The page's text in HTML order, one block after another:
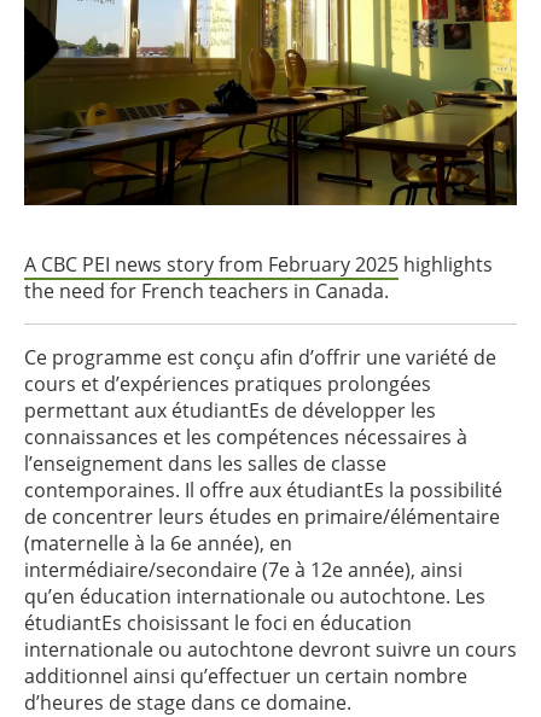
A CBC PEI news story from February 2025 highlights
the need for French teachers in Canada.
Ce programme est conçu afin d’offrir une variété de
cours et d’expériences pratiques prolongées
permettant aux étudiantEs de développer les
connaissances et les compétences nécessaires à
l’enseignement dans les salles de classe
contemporaines. Il offre aux étudiantEs la possibilité
de concentrer leurs études en primaire/élémentaire
(maternelle à la 6e année), en
intermédiaire/secondaire (7e à 12e année), ainsi
qu’en éducation internationale ou autochtone. Les
étudiantEs choisissant le foci en éducation
internationale ou autochtone devront suivre un cours
additionnel ainsi qu’effectuer un certain nombre
d’heures de stage dans ce domaine.